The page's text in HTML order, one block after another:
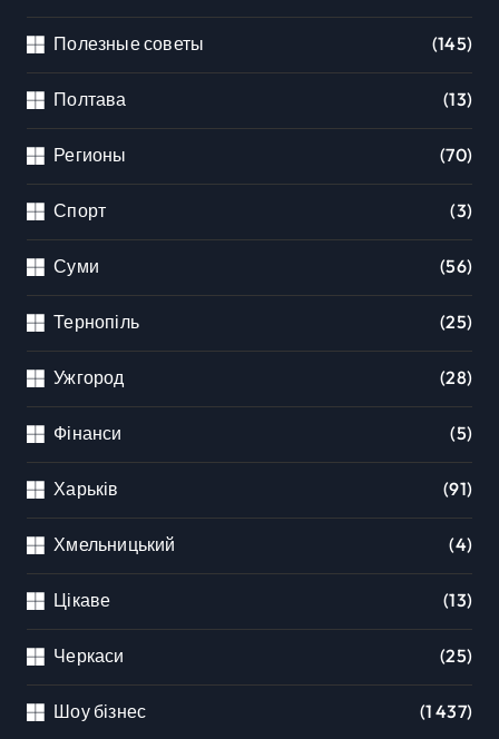
Полезные советы (145)
Полтава (13)
Регионы (70)
Спорт (3)
Суми (56)
Тернопіль (25)
Ужгород (28)
Фінанси (5)
Харьків (91)
Хмельницький (4)
Цікаве (13)
Черкаси (25)
Шоу бізнес (1 437)